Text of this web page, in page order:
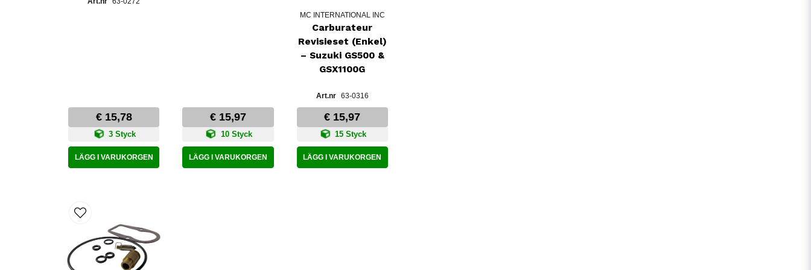
€ 15,78
3 Styck
LÄGG I VARUKORGEN
€ 15,97
10 Styck
LÄGG I VARUKORGEN
MC INTERNATIONAL INC
Carburateur
Revisieset (Enkel)
– Suzuki GS500 &
GSX1100G
63-0316
€ 15,97
15 Styck
LÄGG I VARUKORGEN